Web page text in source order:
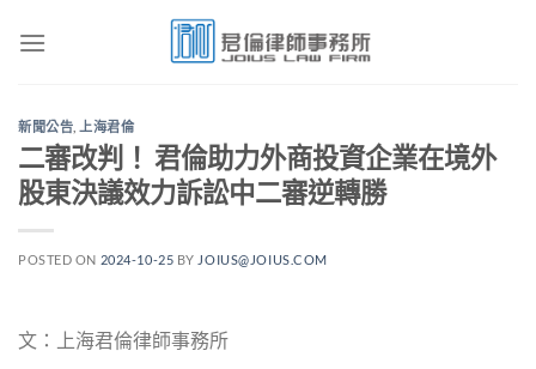
新聞公告 上海君倫
二審改判！ 君倫助力外商投資企業在境外
股東決議效力訴訟中二審逆轉勝
POSTED ON 2024-10-25 BY JOIUS@JOIUS.COM
文：上海君倫律師事務所